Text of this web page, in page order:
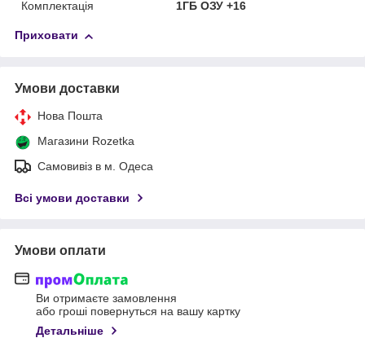
Комплектація
1ГБ ОЗУ +16
Приховати
Умови доставки
Нова Пошта
Магазини Rozetka
Самовивіз в м. Одеса
Всі умови доставки
Умови оплати
Ви отримаєте замовлення
або гроші повернуться на вашу картку
Детальніше